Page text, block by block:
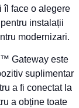
îl face o alegere
instalații
modernizari.
Gateway este
suplimentar
a fi conectat la
a obține toate